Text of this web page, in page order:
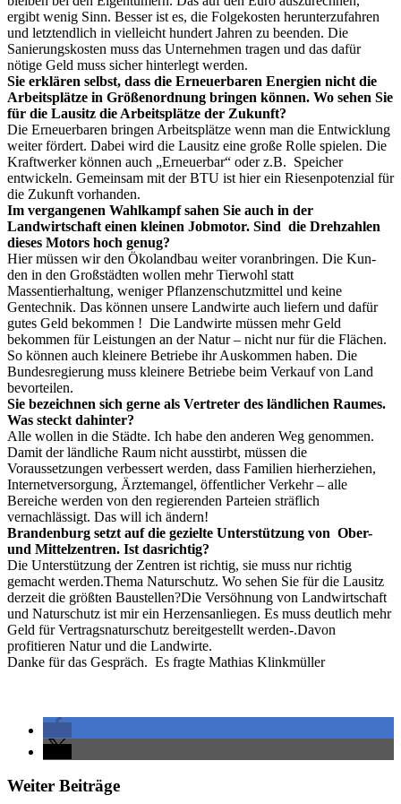
ergibt wenig Sinn. Besser ist es, die Folgekosten herunterzufahren
und letztendlich in vielleicht hundert Jahren zu beenden. Die
Sanierungskosten muss das Unternehmen tragen und das dafür
nötige Geld muss sicher hinterlegt werden.
Sie erklären selbst, dass die Erneuerbaren Energien nicht die
Arbeitsplätze in Größenordnung bringen können. Wo sehen Sie
für die Lausitz die Arbeitsplätze der Zukunft?
Die Erneuerbaren bringen Arbeitsplätze wenn man die Entwicklung
weiter fördert. Dabei wird die Lausitz eine große Rolle spielen. Die
Kraftwerker können auch „Erneuerbar“ oder z.B. Speicher
entwickeln. Gemeinsam mit der BTU ist hier ein Riesenpotenzial für
die Zukunft vorhanden.
Im vergangenen Wahlkampf sahen Sie auch in der
Landwirtschaft einen kleinen Jobmotor. Sind die Drehzahlen
dieses Motors hoch genug?
Hier müssen wir den Ökolandbau weiter voranbringen. Die Kun-
den in den Großstädten wollen mehr Tierwohl statt
Massentierhaltung, weniger Pflanzenschutzmittel und keine
Gentechnik. Das können unsere Landwirte auch liefern und dafür
gutes Geld bekommen ! Die Landwirte müssen mehr Geld
bekommen für Leistungen an der Natur – nicht nur für die Flächen.
So können auch kleinere Betriebe ihr Auskommen haben. Die
Bundesregierung muss kleinere Betriebe beim Verkauf von Land
bevorteilen.
Sie bezeichnen sich gerne als Vertreter des ländlichen Raumes.
Was steckt dahinter?
Alle wollen in die Städte. Ich habe den anderen Weg genommen.
Damit der ländliche Raum nicht ausstirbt, müssen die
Voraussetzungen verbessert werden, dass Familien hierherziehen,
Internetversorgung, Ärztemangel, öffentlicher Verkehr – alle
Bereiche werden von den regierenden Parteien sträflich
vernachlässigt. Das will ich ändern!
Brandenburg setzt auf die gezielte Unterstützung von Ober-
und Mittelzentren. Ist dasrichtig?
Die Unterstützung der Zentren ist richtig, sie muss nur richtig
gemacht werden.Thema Naturschutz. Wo sehen Sie für die Lausitz
derzeit die größten Baustellen?Die Versöhnung von Landwirtschaft
und Naturschutz ist mir ein Herzensanliegen. Es muss deutlich mehr
Geld für Vertragsnaturschutz bereitgestellt werden-.Davon
profitieren Natur und die Landwirte.
Danke für das Gespräch. Es fragte Mathias Klinkmüller
Weiter Beiträge